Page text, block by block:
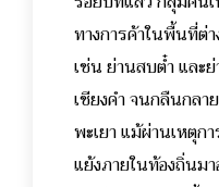
ทางการค้าในพื้นที่ต่
เช่น ย่านสบต๋ำ และ
เชียงคำ จนกลืนกล
พะเยา แม้ผ่านเหตุก
แย้งภายในท้องถิ่นม